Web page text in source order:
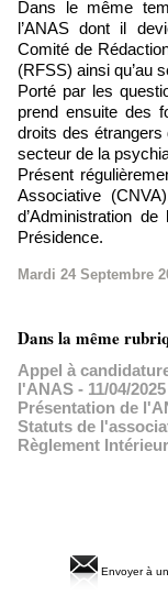
Dans le même
l’ANAS dont il
Comité de
(RFSS) ainsi qu’au
Porté par les
prend ensuite des
droits des étrangers
secteur de la
Présent
Associative
d’Administration
Présidence.
Mardi 24 Septembre
Dans la même
Appel à
l'ANAS - 11/04/2025
Présentation de
Statuts de
Règlement
Envoyer à